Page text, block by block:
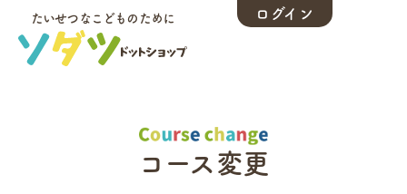
ログイン
たいせつなこどものために
コース変更